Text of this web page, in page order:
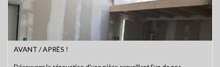
AVANT / APRÈS !